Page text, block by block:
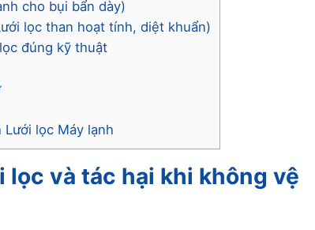
cho bụi bẩn dày)
lọc than hoạt tính, diệt khuẩn)
đúng kỹ thuật
lọc Máy lạnh
lọc và tác hại khi không vệ